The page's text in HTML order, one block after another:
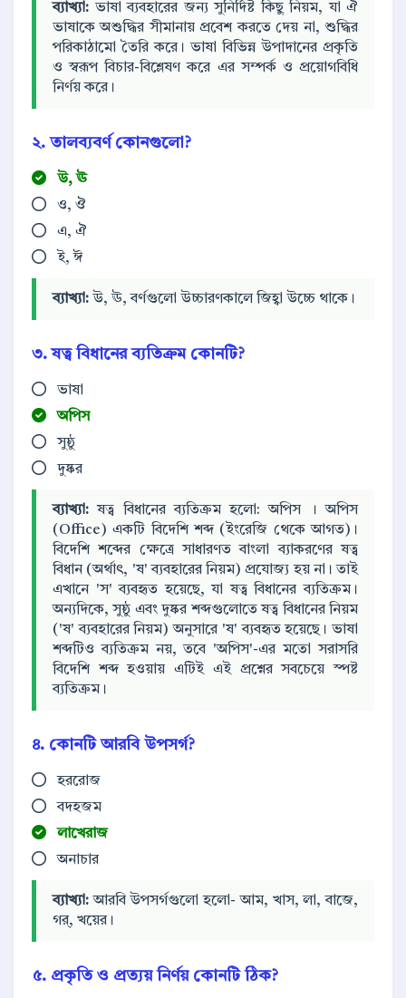
ব্যাখ্যা: ভাষা ব্যবহারের জন্য সুনির্দিষ্ট কিছু নিয়ম, যা ঐ
ভাষাকে অশুদ্ধির সীমানায় প্রবেশ করতে দেয় না, শুদ্ধির
পরিকাঠামো তৈরি করে। ভাষা বিভিন্ন উপাদানের প্রকৃতি
ও স্বরূপ বিচার-বিশ্লেষণ করে এর সম্পর্ক ও প্রয়োগবিধি
নির্ণয় করে।
২. তালব্যবর্ণ কোনগুলো?
উ, ঊ
ও, ঔ
এ, ঐ
ই, ঈ
ব্যাখ্যা: উ, ঊ, বর্ণগুলো উচ্চারণকালে জিহ্বা উচ্চে থাকে।
৩. ষত্ব বিধানের ব্যতিক্রম কোনটি?
ভাষা
অপিস
সুষ্ঠু
দুষ্কর
ব্যাখ্যা: ষত্ব বিধানের ব্যতিক্রম হলো: অপিস । অপিস
(Office) একটি বিদেশি শব্দ (ইংরেজি থেকে আগত)।
বিদেশি শব্দের ক্ষেত্রে সাধারণত বাংলা ব্যাকরণের ষত্ব
বিধান (অর্থাৎ, 'ষ' ব্যবহারের নিয়ম) প্রযোজ্য হয় না। তাই
এখানে 'স' ব্যবহৃত হয়েছে, যা ষত্ব বিধানের ব্যতিক্রম।
অন্যদিকে, সুষ্ঠু এবং দুষ্কর শব্দগুলোতে ষত্ব বিধানের নিয়ম
('ষ' ব্যবহারের নিয়ম) অনুসারে 'ষ' ব্যবহৃত হয়েছে। ভাষা
শব্দটিও ব্যতিক্রম নয়, তবে 'অপিস'-এর মতো সরাসরি
বিদেশি শব্দ হওয়ায় এটিই এই প্রশ্নের সবচেয়ে স্পষ্ট
ব্যতিক্রম।
৪. কোনটি আরবি উপসর্গ?
হররোজ
বদহজম
লাখেরাজ
অনাচার
ব্যাখ্যা: আরবি উপসর্গগুলো হলো- আম, খাস, লা, বাজে,
গর্, খয়ের।
৫. প্রকৃতি ও প্রত্যয় নির্ণয় কোনটি ঠিক?